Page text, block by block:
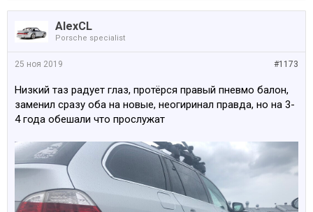
AlexCL
Porsche specialist
#1173
25 ноя 2019
Низкий таз радует глаз, протёрся правый пневмо балон,
заменил сразу оба на новые, неогиринал правда, но на 3-
4 года обешали что прослужат